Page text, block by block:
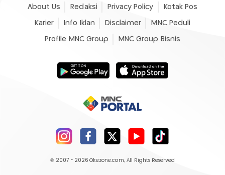
About Us Redaksi Privacy Policy Kotak Pos
Karier Info Iklan Disclaimer MNC Peduli
Profile MNC Group MNC Group Bisnis
© 2007 - 2026 Okezone.com, All Rights Reserved